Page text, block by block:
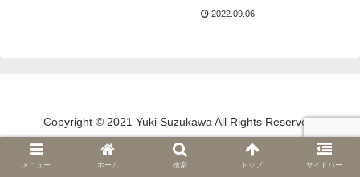
2022.09.06
Copyright © 2021 Yuki Suzukawa All Rights Reserved.
メニュー ホーム 検索 トップ サイドバー